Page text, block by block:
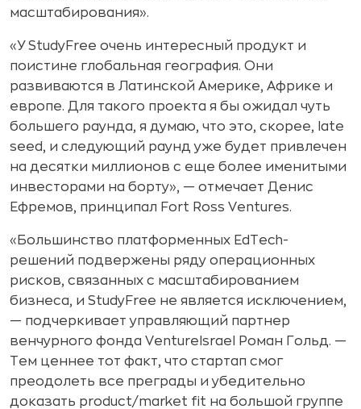
масштабирования».
«У StudyFree очень интересный продукт и
поистине глобальная география. Они
развиваются в Латинской Америке, Африке и
европе. Для такого проекта я бы ожидал чуть
большего раунда, я думаю, что это, скорее, late
seed, и следующий раунд уже будет привлечен
на десятки миллионов с еще более именитыми
инвесторами на борту», — отмечает Денис
Ефремов, принципал Fort Ross Ventures.
«Большинство платформенных EdTech-
решений подвержены ряду операционных
рисков, связанных с масштабированием
бизнеса, и StudyFree не является исключением,
— подчеркивает управляющий партнер
венчурного фонда VentureIsrael Роман Гольд. —
Тем ценнее тот факт, что стартап смог
преодолеть все преграды и убедительно
доказать product/market fit на большой группе